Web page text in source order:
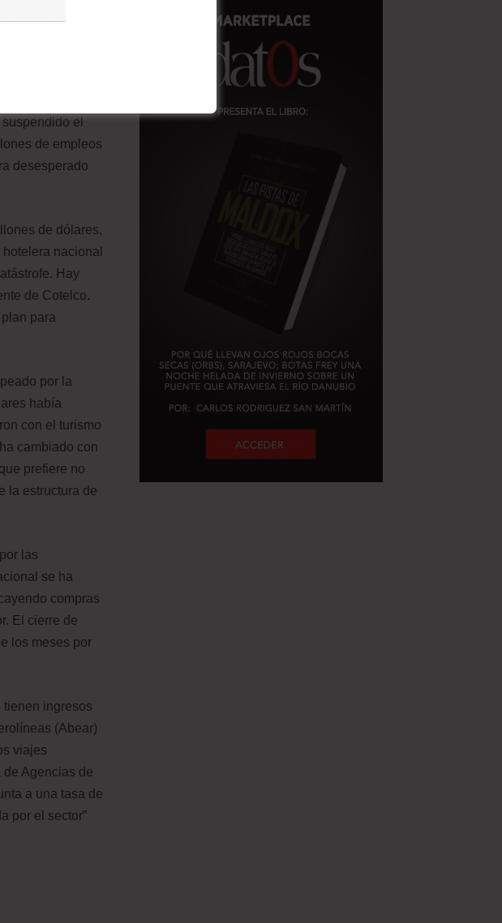
Silvia
cancelaciones
por el
el
de empleos
desesperado
de dólares,
nacional
Hay
de Cotelco.
para
por la
había
con el turismo
cambiado con
prefiere no
la estructura de
las
se ha
compras
El cierre de
los meses por
tienen ingresos
(Abear)
viajes
Agencias de
a una tasa de
por el sector”